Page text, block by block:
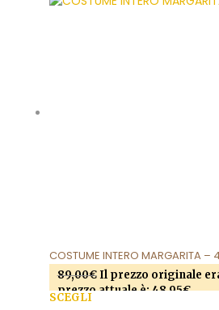
COSTUME INTERO MARGARITA –
89,00€ Il prezzo originale
prezzo attuale è: 48,95€.
SCEGLI